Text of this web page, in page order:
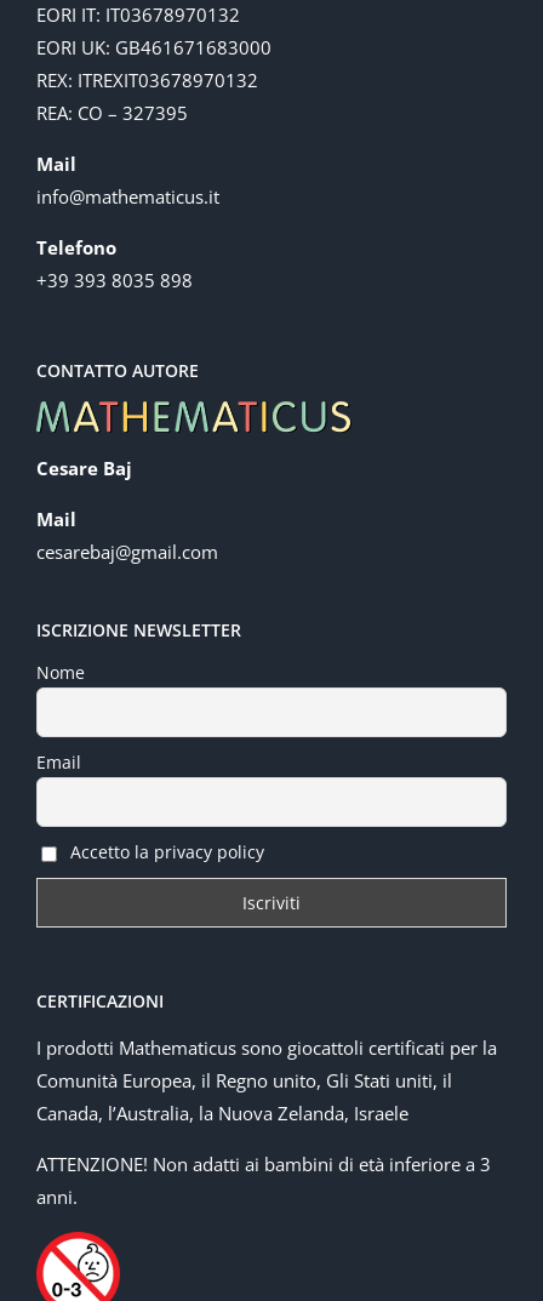
EORI IT: IT03678970132
EORI UK: GB461671683000
REX: ITREXIT03678970132
REA: CO – 327395
Mail
info@mathematicus.it
Telefono
+39 393 8035 898
CONTATTO AUTORE
Cesare Baj
Mail
cesarebaj@gmail.com
ISCRIZIONE NEWSLETTER
Nome
Email
Accetto la privacy policy
CERTIFICAZIONI
I prodotti Mathematicus sono giocattoli certificati per la
Comunità Europea, il Regno unito, Gli Stati uniti, il
Canada, l’Australia, la Nuova Zelanda, Israele
ATTENZIONE! Non adatti ai bambini di età inferiore a 3
anni.